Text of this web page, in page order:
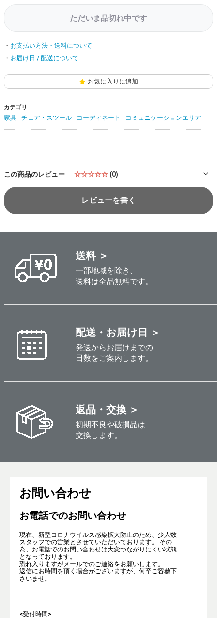
ただいま品切れ中です
お支払い方法・送料について
お届け日 / 配送について
お気に入りに追加
カテゴリ
家具 チェア・スツール コーディネート コミュニケーションエリア
この商品のレビュー ☆☆☆☆☆ (0)
レビューを書く
送料 ＞
一部地域を除き、
送料は全品無料です。
配送・お届け日 ＞
発送からお届けまでの
日数をご案内します。
返品・交換 ＞
初期不良や破損品は
交換します。
お問い合わせ
お電話でのお問い合わせ
現在、新型コロナウイルス感染拡大防止のため、少人数
スタッフでの営業とさせていただいております。 その
為、お電話でのお問い合わせは大変つながりにくい状態
となっております。
恐れ入りますがメールでのご連絡をお願いします。
返信にお時間を頂く場合がございますが、何卒ご容赦下
さいませ。
<受付時間>